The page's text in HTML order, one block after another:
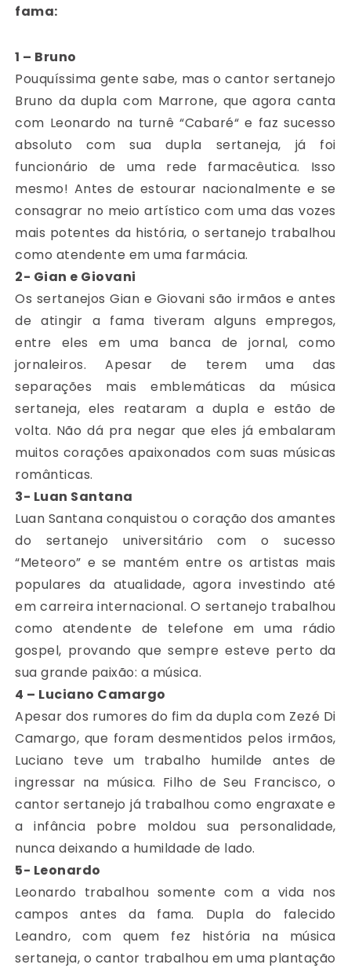
fama:
1 – Bruno
Pouquíssima gente sabe, mas o cantor sertanejo
Bruno da dupla com Marrone, que agora canta
com Leonardo na turnê “Cabaré“ e faz sucesso
absoluto com sua dupla sertaneja, já foi
funcionário de uma rede farmacêutica. Isso
mesmo! Antes de estourar nacionalmente e se
consagrar no meio artístico com uma das vozes
mais potentes da história, o sertanejo trabalhou
como atendente em uma farmácia.
2- Gian e Giovani
Os sertanejos Gian e Giovani são irmãos e antes
de atingir a fama tiveram alguns empregos,
entre eles em uma banca de jornal, como
jornaleiros. Apesar de terem uma das
separações mais emblemáticas da música
sertaneja, eles reataram a dupla e estão de
volta. Não dá pra negar que eles já embalaram
muitos corações apaixonados com suas músicas
românticas.
3- Luan Santana
Luan Santana conquistou o coração dos amantes
do sertanejo universitário com o sucesso
“Meteoro” e se mantém entre os artistas mais
populares da atualidade, agora investindo até
em carreira internacional. O sertanejo trabalhou
como atendente de telefone em uma rádio
gospel, provando que sempre esteve perto da
sua grande paixão: a música.
4 – Luciano Camargo
Apesar dos rumores do fim da dupla com Zezé Di
Camargo, que foram desmentidos pelos irmãos,
Luciano teve um trabalho humilde antes de
ingressar na música. Filho de Seu Francisco, o
cantor sertanejo já trabalhou como engraxate e
a infância pobre moldou sua personalidade,
nunca deixando a humildade de lado.
5- Leonardo
Leonardo trabalhou somente com a vida nos
campos antes da fama. Dupla do falecido
Leandro, com quem fez história na música
sertaneja, o cantor trabalhou em uma plantação